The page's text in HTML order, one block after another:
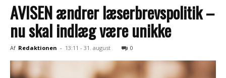
AVISEN ændrer læserbrevspolitik –
nu skal indlæg være unikke
Af Redaktionen - 13:11 - 31. august 0